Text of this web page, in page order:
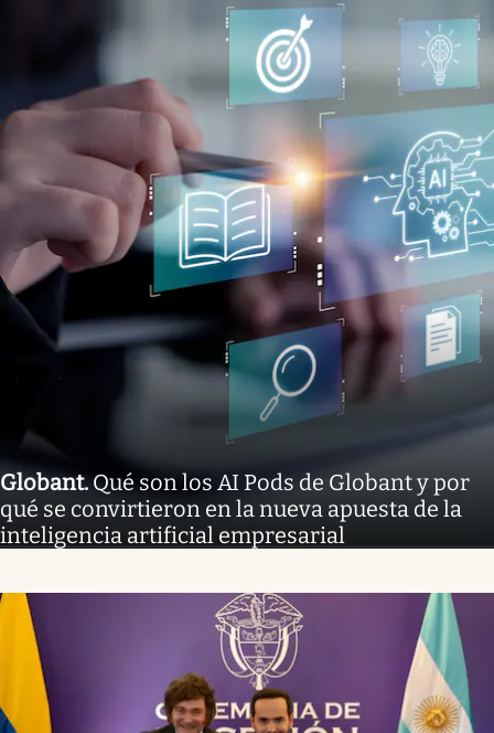
Globant.Qué son los AI Pods de Globant y por
qué se convirtieron en la nueva apuesta de la
inteligencia artificial empresarial